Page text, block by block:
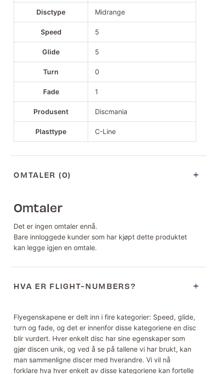
Disctype Midrange
Speed 5
Glide 5
Turn 0
Fade 1
Produsent Discmania
Plasttype C-Line
OMTALER (0)
Omtaler
Det er ingen omtaler ennå.
Bare innloggede kunder som har kjøpt dette produktet
kan legge igjen en omtale.
HVA ER FLIGHT-NUMBERS?
Flyegenskapene er delt inn i fire kategorier: Speed, glide,
turn og fade, og det er innenfor disse kategoriene en disc
blir vurdert. Hver enkelt disc har sine egenskaper som
gjør discen unik, og ved å se på tallene vi har brukt, kan
man sammenligne discer med hverandre. Vi vil nå
forklare hva hver enkelt av disse kategoriene kan fortelle